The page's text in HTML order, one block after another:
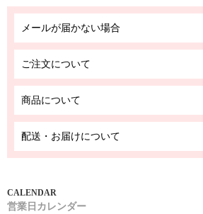
メールが届かない場合
ご注文について
商品について
配送・お届けについて
営業日カレンダー